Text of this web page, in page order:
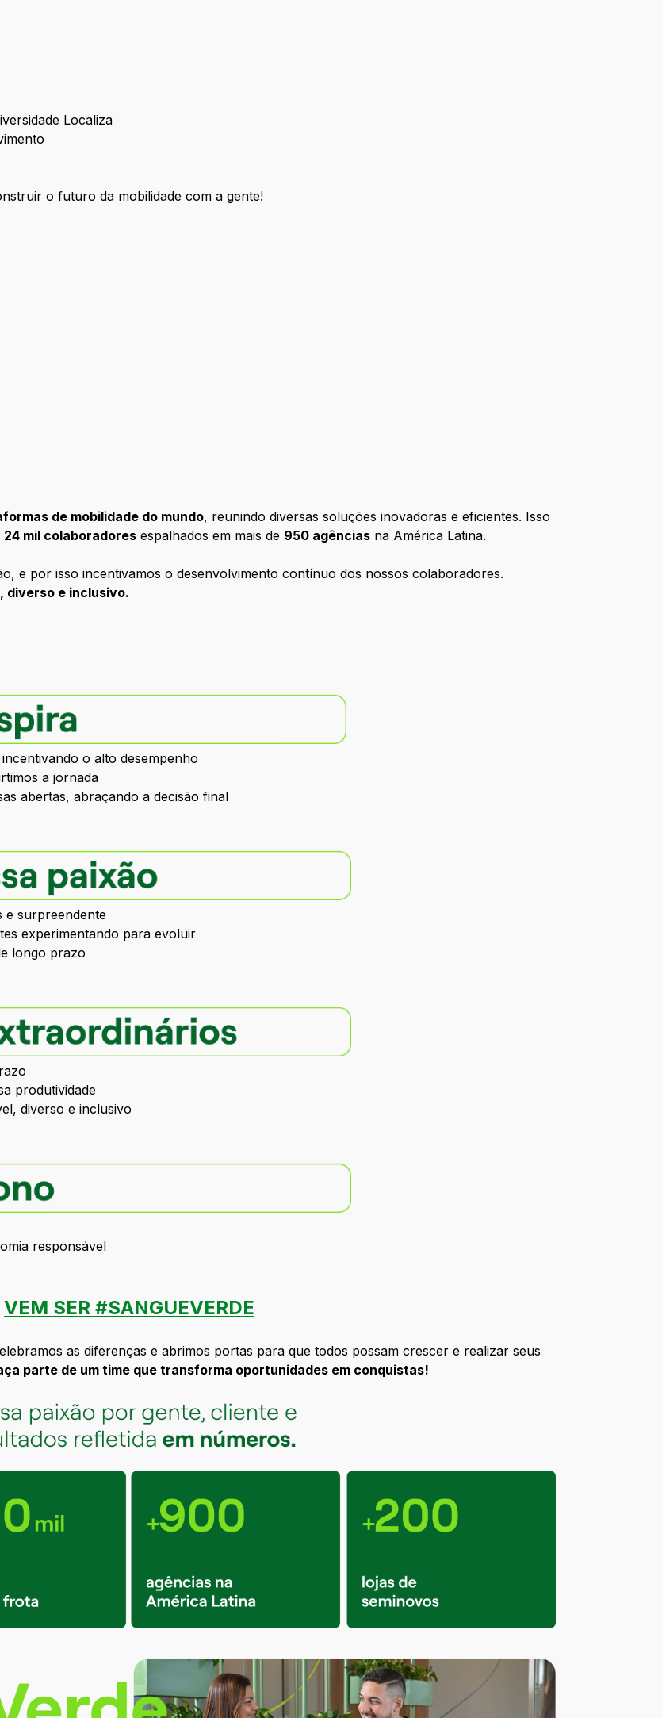
Localiza
o futuro da mobilidade com a gente!
de mobilidade do mundo, reunindo diversas soluções inovadoras e eficientes. Isso
24 mil colaboradores espalhados em mais de 950 agências na América Latina.
e por isso incentivamos o desenvolvimento contínuo dos nossos colaboradores.
diverso e inclusivo.
o alto desempenho
a jornada
abertas, abraçando a decisão final
e surpreendente
experimentando para evoluir
longo prazo
produtividade
diverso e inclusivo
responsável
VEM SER #SANGUEVERDE
as diferenças e abrimos portas para que todos possam crescer e realizar seus
parte de um time que transforma oportunidades em conquistas!